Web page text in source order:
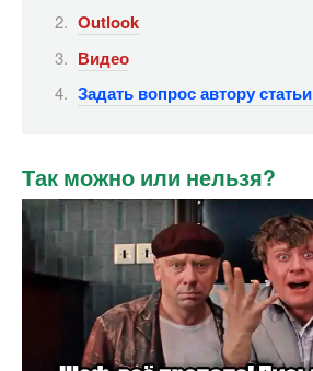
Outlook
Видео
Задать вопрос автору статьи
Так можно или нельзя?